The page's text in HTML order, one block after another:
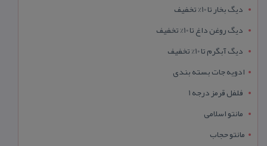
دیگ بخار تا 10% تخفیف
دیگ روغن داغ تا 10% تخفیف
دیگ آبگرم تا 10% تخفیف
ادویه جات بسته بندی
فلفل قرمز درجه 1
مانتو اسلامی
مانتو حجاب